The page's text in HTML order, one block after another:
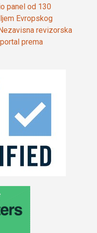
panel od 130
Evropskog
revizorska
prema